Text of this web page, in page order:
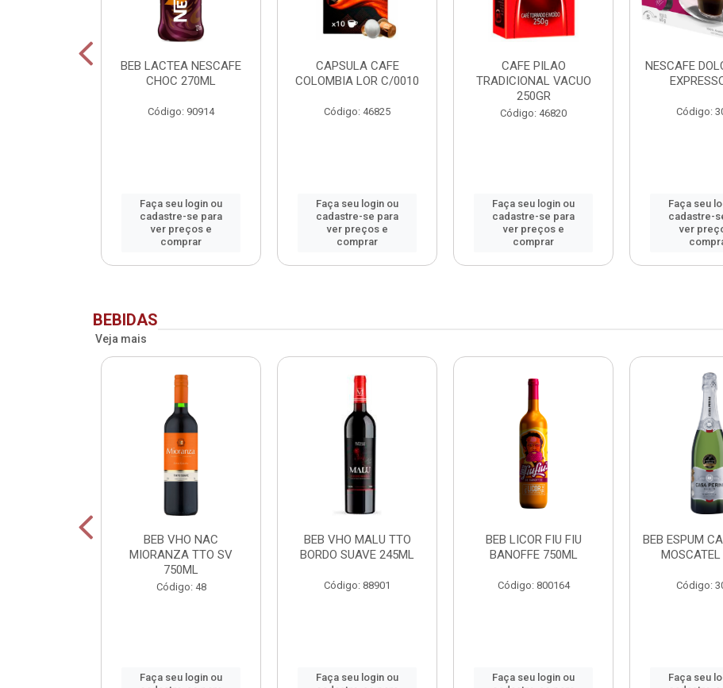
BEB LACTEA NESCAFE
CHOC 270ML
Código: 90914
Faça seu login ou
cadastre-se para
ver preços e
comprar
CAPSULA CAFE
COLOMBIA LOR C/0010
Código: 46825
Faça seu login ou
cadastre-se para
ver preços e
comprar
CAFE PILAO
TRADICIONAL VACUO
250GR
Código: 46820
Faça seu login ou
cadastre-se para
ver preços e
comprar
NESCAFE
Código:
Faça seu
cadastre-
ver
BEBIDAS
Veja mais
BEB VHO NAC
MIORANZA TTO SV
750ML
Código: 48
Faça seu login ou
BEB VHO MALU TTO
BORDO SUAVE 245ML
Código: 88901
Faça seu login ou
BEB LICOR FIU FIU
BANOFFE 750ML
Código: 800164
Faça seu login ou
BEB ESPUM
Código:
Faça seu